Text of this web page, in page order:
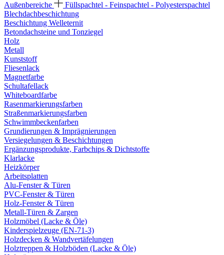
Außenbereiche
Füllspachtel - Feinspachtel - Polyesterspachtel
Blechdachbeschichtung
Beschichtung Welleternit
Betondachsteine und Tonziegel
Holz
Metall
Kunststoff
Fliesenlack
Magnetfarbe
Schultafellack
Whiteboardfarbe
Rasenmarkierungsfarben
Straßenmarkierungsfarben
Schwimmbeckenfarben
Grundierungen & Imprägnierungen
Versiegelungen & Beschichtungen
Ergänzungsprodukte, Farbchips & Dichtstoffe
Klarlacke
Heizkörper
Arbeitsplatten
Alu-Fenster & Türen
PVC-Fenster & Türen
Holz-Fenster & Türen
Metall-Türen & Zargen
Holzmöbel (Lacke & Öle)
Kinderspielzeuge (EN-71-3)
Holzdecken & Wandvertäfelungen
Holztreppen & Holzböden (Lacke & Öle)